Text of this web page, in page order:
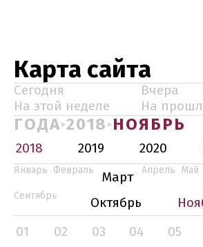
Карта сайта
Сегодня
Вчера
На этой неделе
На
ГОДА 2018 НОЯБРЬ
2018 2019 2020
Январь Февраль Март Апрель Май
Сентябрь Октябрь
01 02 03 04 05